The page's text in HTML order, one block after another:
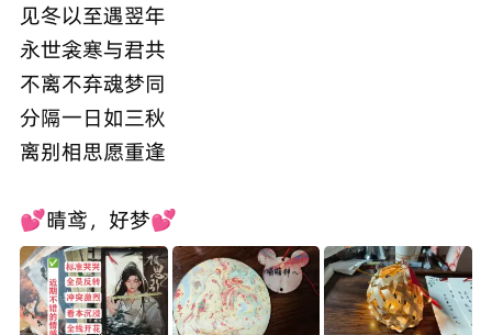
见冬以至遇翌年
永世衾寒与君共
不离不弃魂梦同
分隔一日如三秋
离别相思愿重逢